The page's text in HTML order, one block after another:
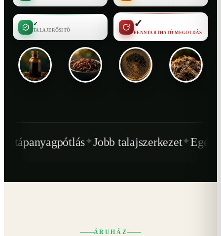
✓
TALAJERŐSÍTŐ
✓
FENNTARTHATÓ MEGOLDÁS
Jobb talajszerkezet✦Egészségesebb
ÁRUHÁZ